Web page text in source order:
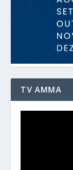
TV AMMA